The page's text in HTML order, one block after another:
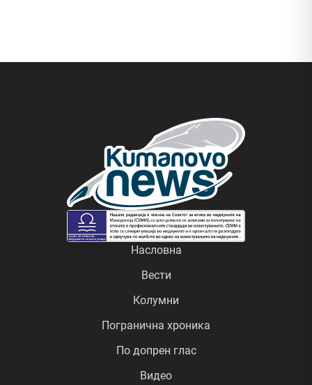
Насловна
Вести
Колумни
Погранична хроника
По допрен глас
Видео